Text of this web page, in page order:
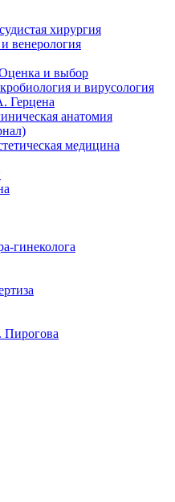
хирургия
венерология
и выбор
и вирусология
Герцена
анатомия
медицина
гинеколога